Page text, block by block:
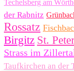
Techelsberg am
der Rabnitz
Rossatz
Birgitz St.
Strass im
Taufkirchen an der